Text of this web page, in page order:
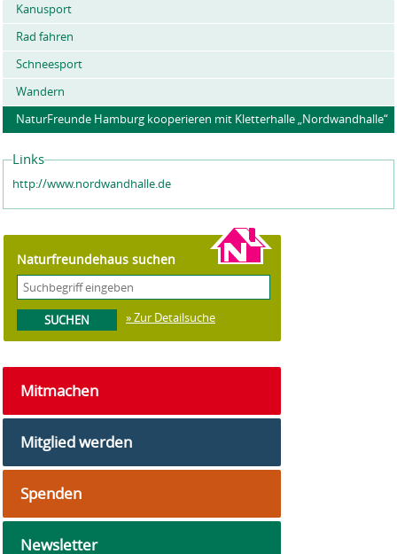
Kanusport
Rad fahren
Schneesport
Wandern
NaturFreunde Hamburg kooperieren mit Kletterhalle „Nordwandhalle“
Links
http://www.nordwandhalle.de
Naturfreundehaus suchen
» Zur Detailsuche
Mitmachen
Mitglied werden
Spenden
Newsletter